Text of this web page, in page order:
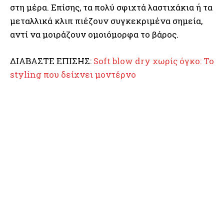
στη μέρα. Επίσης, τα πολύ σφιχτά λαστιχάκια ή τα
μεταλλικά κλιπ πιέζουν συγκεκριμένα σημεία,
αντί να μοιράζουν ομοιόμορφα το βάρος.
ΔΙΑΒΑΣΤΕ ΕΠΙΣΗΣ: Soft blow dry χωρίς όγκο: Το
styling που δείχνει μοντέρνο